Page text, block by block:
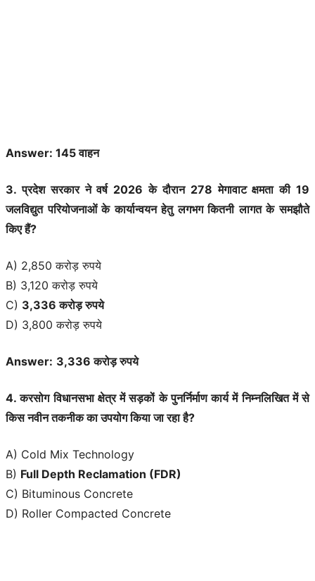
Answer: 145 वाहन
3. प्रदेश सरकार ने वर्ष 2026 के दौरान 278 मेगावाट क्षमता की 19
जलविद्युत परियोजनाओं के कार्यान्वयन हेतु लगभग कितनी लागत के समझौते
किए हैं?
A) 2,850 करोड़ रुपये
B) 3,120 करोड़ रुपये
C) 3,336 करोड़ रुपये
D) 3,800 करोड़ रुपये
Answer: 3,336 करोड़ रुपये
4. करसोग विधानसभा क्षेत्र में सड़कों के पुनर्निर्माण कार्य में निम्नलिखित में से
किस नवीन तकनीक का उपयोग किया जा रहा है?
A) Cold Mix Technology
B) Full Depth Reclamation (FDR)
C) Bituminous Concrete
D) Roller Compacted Concrete